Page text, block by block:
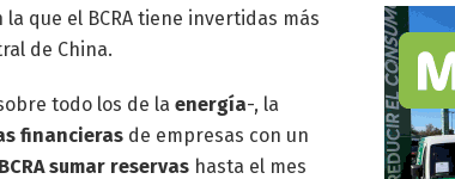
que el BCRA tiene invertidas más
de China.
todo los de la energía-, la
financieras de empresas con un
sumar reservas hasta el mes